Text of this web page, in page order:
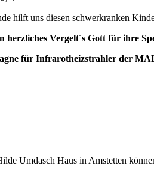
hilft uns diesen schwerkranken
Vergelt´s Gott für ihre
für Infrarotheizstrahler der
Umdasch Haus in Amstetten